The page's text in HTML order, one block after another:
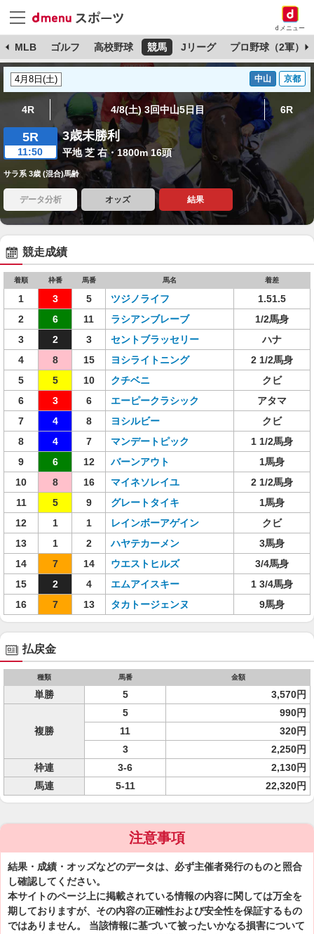
dメニュー
MLB ゴルフ 高校野球 競馬 Jリーグ プロ野球（2軍）
中山 京都
4R 4/8(土) 3回中山5日目 6R
5R
11:50
3歳未勝利
平地 芝 右・1800m 16頭
サラ系 3歳 (混合)馬齢
データ分析 オッズ 結果
競走成績
着順 枠番 馬番 馬名 着差
1 3 5 ツジノライフ
1.51.5
2
6 11 ラシアンブレーブ
1/2馬身
3
2 3 セントブラッセリー
ハナ
4
8 15 ヨシライトニング
2 1/2馬身
5
5 10 クチベニ
クビ
6
3 6 エーピークラシック
アタマ
7
4 8 ヨシルビー
クビ
8
4 7 マンデートピック
1 1/2馬身
9
6 12 バーンアウト
1馬身
10
8 16 マイネソレイユ
2 1/2馬身
11
5 9 グレートタイキ
1馬身
12
1 1 レインボーアゲイン
クビ
13
1 2 ハヤテカーメン
3馬身
14
7 14 ウエストヒルズ
3/4馬身
15
2 4 エムアイスキー
1 3/4馬身
16
7 13 タカトージェンヌ 9馬身
払戻金
種類 馬番 金額
単勝 5 3,570円
複勝
5
990円
11
320円
3
2,250円
枠連
3-6
2,130円
馬連
5-11 22,320円
注意事項
結果・成績・オッズなどのデータは、必ず主催者発行のものと照合
し確認してください。
本サイトのページ上に掲載されている情報の内容に関しては万全を
期しておりますが、その内容の正確性および安全性を保証するもの
ではありません。 当該情報に基づいて被ったいかなる損害について